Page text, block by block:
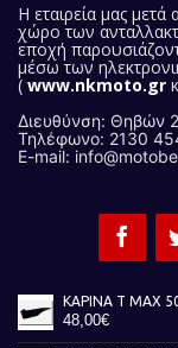
Η εταιρεία μας μετά
χώρο των
εποχή
μέσω των
( www.nkmoto.gr
Διευθύνση: Θηβών
Τηλέφωνο: 2130
E-mail:
48,00€